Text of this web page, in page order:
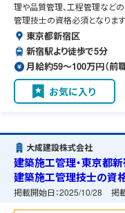
理や品質管理、工程管理など
管理技士の資格必須となります
東京都新宿区
新宿駅より徒歩で5分
月給約59〜100万円（前
お気に入り
大成建設株式会社
建築施工管理・東京都
建築施工管理技士の資
準備可能
掲載開始日：2025/10/28 掲